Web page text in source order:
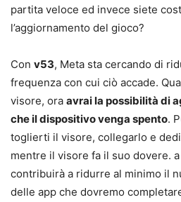
partita veloce ed invece siete
l’aggiornamento del gioco?
Con v53, Meta sta cercando di
frequenza con cui ciò accade.
visore, ora avrai la possibilità di
che il dispositivo venga spento.
toglierti il visore, collegarlo e
mentre il visore fa il suo dovere.
contribuirà a ridurre al minimo il
delle app che dovremo